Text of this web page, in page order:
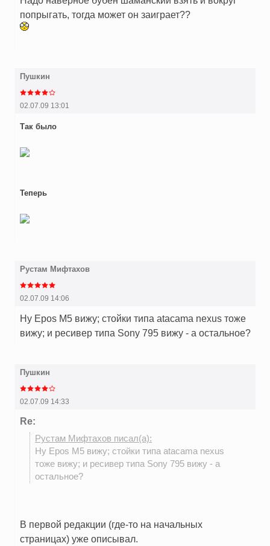
попрыгать, тогда может он заиграет??
Пушкин
02.07.09 13:01
Так было
Теперь
Рустам Мифтахов
02.07.09 14:06
Ну Epos M5 вижу; стойки типа atacama nexus тоже
вижу; и ресивер типа Sony 795 вижу - а остальное?
Пушкин
02.07.09 14:33
Re:
Рустам Мифтахов писал(а):
Ну Epos M5 вижу; стойки типа atacama nexus
тоже вижу; и ресивер типа Sony 795 вижу - а
остальное?
В первой редакции (где-то на начальных
страницах) уже описывал.